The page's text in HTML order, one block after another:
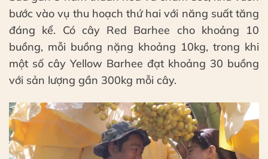
bước vào vụ thu hoạch thứ hai với năng suất tăng
đáng kể. Có cây Red Barhee cho khoảng 10
buồng, mỗi buồng nặng khoảng 10kg, trong khi
một số cây Yellow Barhee đạt khoảng 30 buồng
với sản lượng gần 300kg mỗi cây.